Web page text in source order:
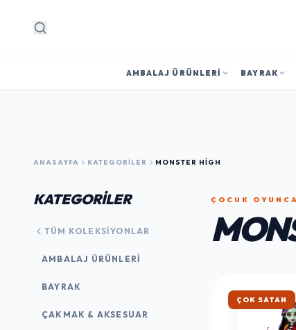
Arama
AMBALAJ ÜRÜNLERI BAYRAK
ANASAYFA KATEGORILER MONSTER HIGH
KATEGORİLER
TÜM KOLEKSIYONLAR
AMBALAJ ÜRÜNLERI
BAYRAK
ÇAKMAK & AKSESUAR
ÇOCUK
ÇOK SATAN